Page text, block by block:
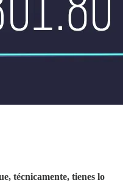
técnicamente, tienes lo